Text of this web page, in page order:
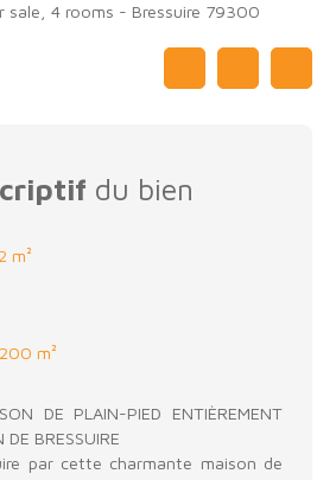
sale, 4 rooms - Bressuire 79300
du bien
m²
m²
DE PLAIN-PIED ENTIÈREMENT
BRESSUIRE
par cette charmante maison de